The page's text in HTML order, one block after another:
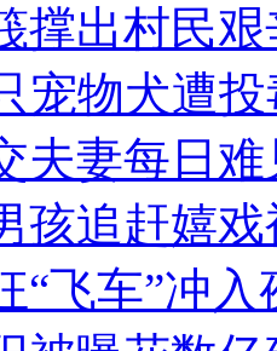
民合力深夜将其击毙
下狠手拳打脚踢
应
凌主义
撑出村民
宠物犬遭
夫妻每日
孩追赶嬉
“飞车”冲